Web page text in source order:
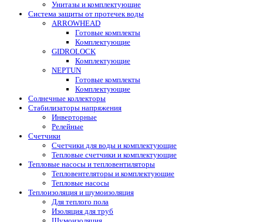
Унитазы и комплектующие
Система защиты от протечек воды
ARROWHEAD
Готовые комплекты
Комплектующие
GIDROLOCK
Комплектующие
NEPTUN
Готовые комплекты
Комплектующие
Солнечные коллекторы
Стабилизаторы напряжения
Инверторные
Релейные
Счетчики
Счетчики для воды и комплектующие
Тепловые счетчики и комплектующие
Тепловые насосы и тепловентиляторы
Тепловентеляторы и комплектующие
Тепловые насосы
Теплоизоляция и шумоизоляция
Для теплого пола
Изоляция для труб